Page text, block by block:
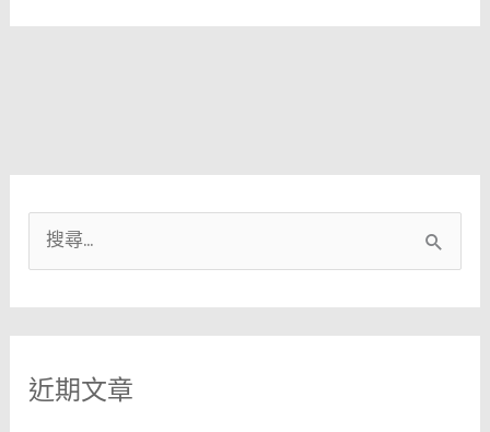
五
則：
女
性
無
以
尋
關
字
近期文章